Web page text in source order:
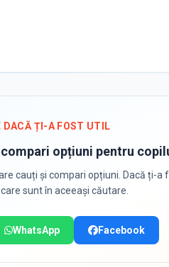
DACĂ ȚI-A FOST UTIL
opțiuni pentru
cauți și compari opțiuni. Dacă ți-a
sunt în aceeași căutare.
WhatsApp Facebook